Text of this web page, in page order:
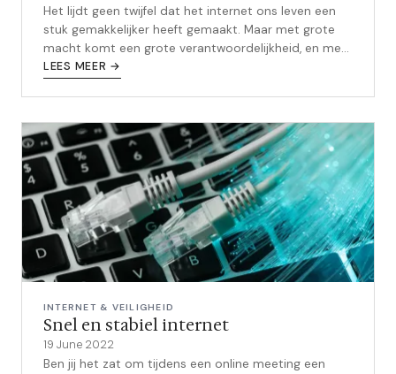
Het lijdt geen twijfel dat het internet ons leven een
stuk gemakkelijker heeft gemaakt. Maar met grote
macht komt een grote verantwoordelijkheid, en met
online gegevens komt een gr...
LEES MEER →
INTERNET & VEILIGHEID
Snel en stabiel internet
19 June 2022
Ben jij het zat om tijdens een online meeting een